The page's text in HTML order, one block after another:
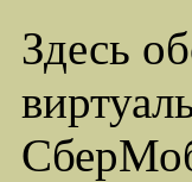
Здесь